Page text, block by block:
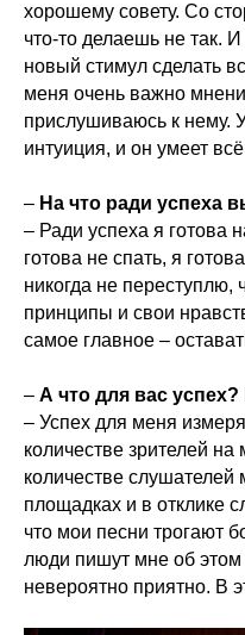
хорошему совету. Со
что-то делаешь не так.
новый стимул сделать
меня очень важно
прислушиваюсь к нему.
интуиция, и он умеет
– На что ради успеха
– Ради успеха я готова
готова не спать, я
никогда не переступлю,
принципы и свои
самое главное –
– А что для вас
– Успех для меня
количестве зрителей
количестве
площадках и в отклике
что мои песни трогают
люди пишут мне об этом
невероятно приятно. В